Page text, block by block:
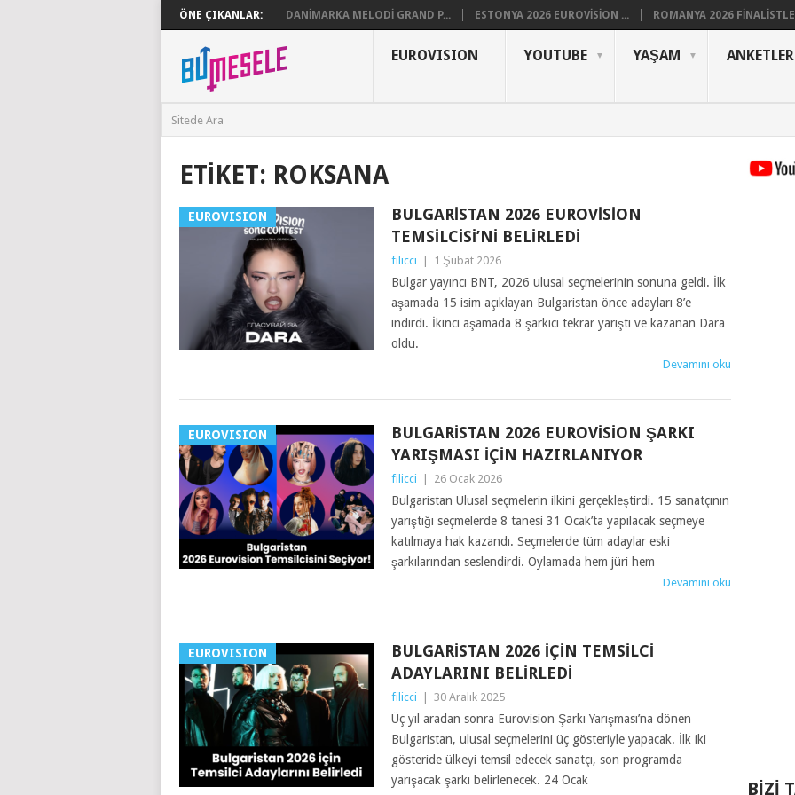
ÖNE ÇIKANLAR: DANIMARKA MELODI GRAND P... ESTONYA 2026 EUROVISION ... ROMANYA 2026
EUROVISION YOUTUBE YAŞAM ANKETLER
ETIKET: ROKSANA
EUROVISION
BULGARISTAN 2026 EUROVISION
TEMSILCISI’NI BELIRLEDI
filicci 1 Şubat 2026
Bulgar yayıncı BNT, 2026 ulusal seçmelerinin sonuna geldi. İlk
aşamada 15 isim açıklayan Bulgaristan önce adayları 8’e
indirdi. İkinci aşamada 8 şarkıcı tekrar yarıştı ve kazanan Dara
oldu.
Devamını oku
EUROVISION
BULGARISTAN 2026 EUROVISION ŞARKI
YARIŞMASI İÇIN HAZIRLANIYOR
filicci 26 Ocak 2026
Bulgaristan Ulusal seçmelerin ilkini gerçekleştirdi. 15 sanatçının
yarıştığı seçmelerde 8 tanesi 31 Ocak’ta yapılacak seçmeye
katılmaya hak kazandı. Seçmelerde tüm adaylar eski
şarkılarından seslendirdi. Oylamada hem jüri hem
Devamını oku
EUROVISION
BULGARISTAN 2026 IÇIN TEMSILCI
ADAYLARINI BELIRLEDI
filicci 30 Aralık 2025
Üç yıl aradan sonra Eurovision Şarkı Yarışması’na dönen
Bulgaristan, ulusal seçmelerini üç gösteriyle yapacak. İlk iki
gösteride ülkeyi temsil edecek sanatçı, son programda
yarışacak şarkı belirlenecek. 24 Ocak
BIZI